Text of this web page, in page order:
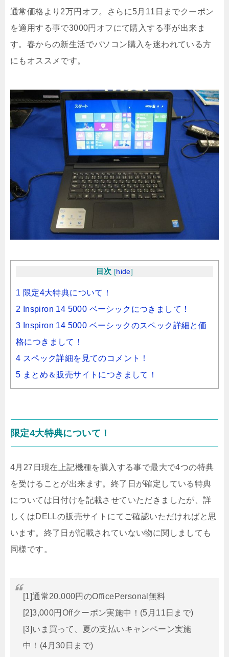
通常価格より2万円オフ。さらに5月11日までクーポン
を適用する事で3000円オフにて購入する事が出来ま
す。春からの新生活でパソコン購入を迷われている方
にもオススメです。
目次 [hide]
1 限定4大特典について！
2 Inspiron 14 5000 ベーシックにつきまして！
3 Inspiron 14 5000 ベーシックのスペック詳細と価
格につきまして！
4 スペック詳細を見てのコメント！
5 まとめ＆販売サイトにつきまして！
限定4大特典について！
4月27日現在上記機種を購入する事で最大で4つの特典
を受けることが出来ます。終了日が確定している特典
については日付けを記載させていただきましたが、詳
しくはDELLの販売サイトにてご確認いただければと思
います。終了日が記載されていない物に関しましても
同様です。
[1]通常20,000円のOfficePersonal無料
[2]3,000円Offクーポン実施中！(5月11日まで)
[3]いま買って、夏の支払いキャンペーン実施
中！(4月30日まで)